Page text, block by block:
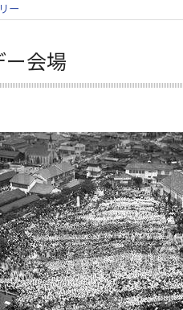
ー
会場